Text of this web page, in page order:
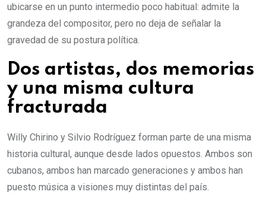
ubicarse en un punto intermedio poco habitual: admite la
grandeza del compositor, pero no deja de señalar la
gravedad de su postura política.
Dos artistas, dos memorias
y una misma cultura
fracturada
Willy Chirino y Silvio Rodríguez forman parte de una misma
historia cultural, aunque desde lados opuestos. Ambos son
cubanos, ambos han marcado generaciones y ambos han
puesto música a visiones muy distintas del país.